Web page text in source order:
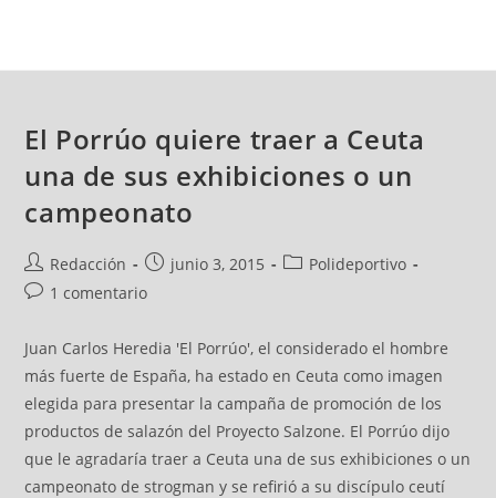
El Porrúo quiere traer a Ceuta
una de sus exhibiciones o un
campeonato
Redacción junio 3, 2015
Polideportivo
1 comentario
Juan Carlos Heredia 'El Porrúo', el considerado el hombre
más fuerte de España, ha estado en Ceuta como imagen
elegida para presentar la campaña de promoción de los
productos de salazón del Proyecto Salzone. El Porrúo dijo
que le agradaría traer a Ceuta una de sus exhibiciones o un
campeonato de strogman y se refirió a su discípulo ceutí